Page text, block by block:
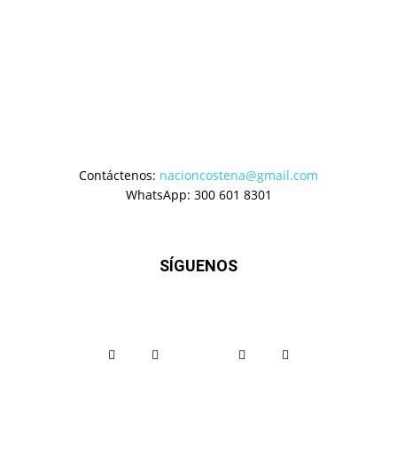
Contáctenos: nacioncostena@gmail.com
WhatsApp: 300 601 8301
SÍGUENOS